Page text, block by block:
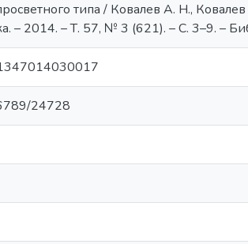
типа / Ковалев А. Н.,
– 2014. – Т. 57, № 3 (621). – C. 3–9. –
24728